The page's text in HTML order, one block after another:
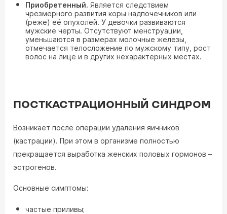
Приобретенный. Является следствием
чрезмерного развития коры надпочечников или
(реже) её опухолей. У девочки развиваются
мужские черты. Отсутствуют менструации,
уменьшаются в размерах молочные железы,
отмечается телосложение по мужскому типу, рост
волос на лице и в других нехарактерных местах.
ПОСТКАСТРАЦИОННЫЙ СИНДРОМ
Возникает после операции удаления яичников
(кастрации). При этом в организме полностью
прекращается выработка женских половых гормонов –
эстрогенов.
Основные симптомы:
частые приливы;